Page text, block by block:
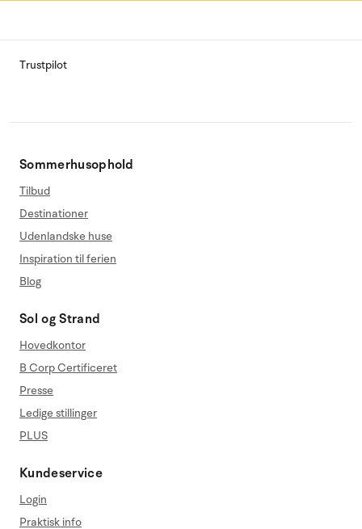
Trustpilot
Sommerhusophold
Tilbud
Destinationer
Udenlandske huse
Inspiration til ferien
Blog
Sol og Strand
Hovedkontor
B Corp Certificeret
Presse
Ledige stillinger
PLUS
Kundeservice
Login
Praktisk info